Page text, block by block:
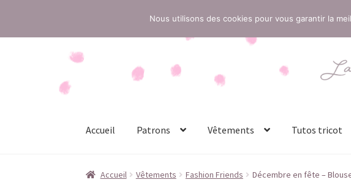
Accueil Patrons Vêtements Tutos tricot
Accueil Conditions générales de vente Contact Mentions légales
Accueil Vêtements Fashion Friends Décembre en fête –
Nous utilisons des cookies pour vous garantir la